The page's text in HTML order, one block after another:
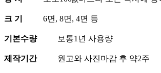
크 기 6면, 8면, 4면 등
기본수량 보통1년 사용량
제작기간 원고와 사진마감 후 약2주